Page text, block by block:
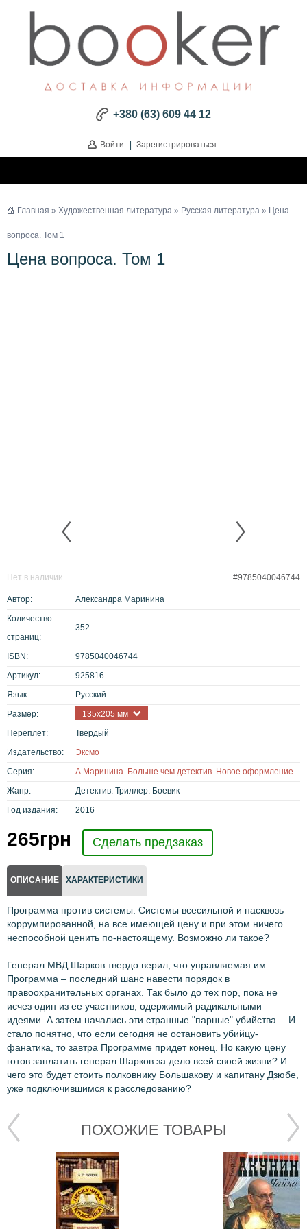
+380 (63) 609 44 12
Войти | Зарегистрироваться
Главная » Художественная литература » Русская литература » Цена
вопроса. Том 1
Цена вопроса. Том 1
#9785040046744
Нет в наличии
Автор:
Александра Маринина
Количество
страниц:
352
ISBN:
9785040046744
Артикул:
925816
Язык:
Русский
Размер:
135x205 мм
Переплет:
Твердый
Издательство:
Эксмо
Серия:
А.Маринина. Больше чем детектив. Новое оформление
Жанр:
Детектив. Триллер. Боевик
Год издания:
2016
265грн Сделать предзаказ
ОПИСАНИЕ ХАРАКТЕРИСТИКИ
Программа против системы. Системы всесильной и насквозь
коррумпированной, на все имеющей цену и при этом ничего
неспособной ценить по-настоящему. Возможно ли такое?
Генерал МВД Шарков твердо верил, что управляемая им
Программа – последний шанс навести порядок в
правоохранительных органах. Так было до тех пор, пока не
исчез один из ее участников, одержимый радикальными
идеями. А затем начались эти странные "парные" убийства… И
стало понятно, что если сегодня не остановить убийцу-
фанатика, то завтра Программе придет конец. Но какую цену
готов заплатить генерал Шарков за дело всей своей жизни? И
чего это будет стоить полковнику Большакову и капитану Дзюбе,
уже подключившимся к расследованию?
ПОХОЖИЕ ТОВАРЫ